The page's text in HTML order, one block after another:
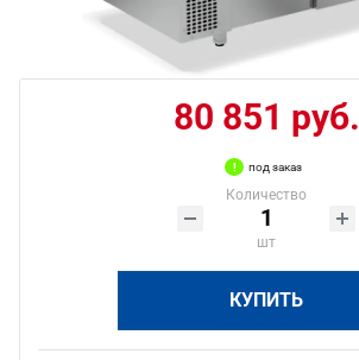
80 851 руб.
под заказ
Количество
шт
КУПИТЬ